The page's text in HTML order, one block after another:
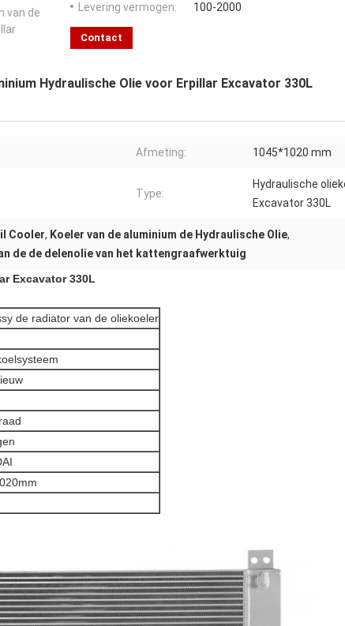
van de
Levering vermogen:
100-2000
Contact
Hydraulische Olie voor Erpillar Excavator 330L
Afmeting: 1045*1020 mm
Type:
Hydraulische
Excavator 330L
Cooler, Koeler van de aluminium de Hydraulische Olie,
de de delenolie van het kattengraafwerktuig
Excavator 330L
de radiator van de oliekoeler